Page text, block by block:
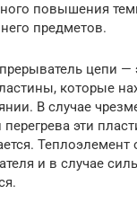
повышения
предметов.
цепи —
которые
В случае
перегрева эти
Теплоэлемент
и в случае